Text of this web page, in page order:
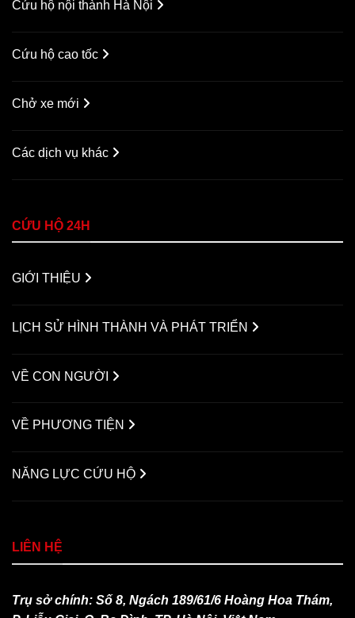
Cứu hộ nội thành Hà Nội
Cứu hộ cao tốc
Chở xe mới
Các dịch vụ khác
CỨU HỘ 24H
GIỚI THIỆU
LỊCH SỬ HÌNH THÀNH VÀ PHÁT TRIỂN
VỀ CON NGƯỜI
VỀ PHƯƠNG TIỆN
NĂNG LỰC CỨU HỘ
LIÊN HỆ
Trụ sở chính: Số 8, Ngách 189/61/6 Hoàng Hoa Thám,